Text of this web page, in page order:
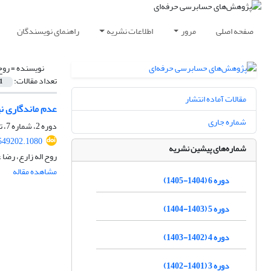
صفحه اصلی مرور اطلاعات نشریه راهنمای نویسندگان
نویسنده =
تعداد مقالات: 1
عدم
دوره 2، شماره 7، تابستان 1401، صفحه
روح اله زارع،
مشاهده مقاله
مقالات آماده انتشار
شماره جاری
شماره‌های پیشین نشریه
دوره 6 (1404-1405)
دوره 5 (1403-1404)
دوره 4 (1402-1403)
دوره 3 (1401-1402)